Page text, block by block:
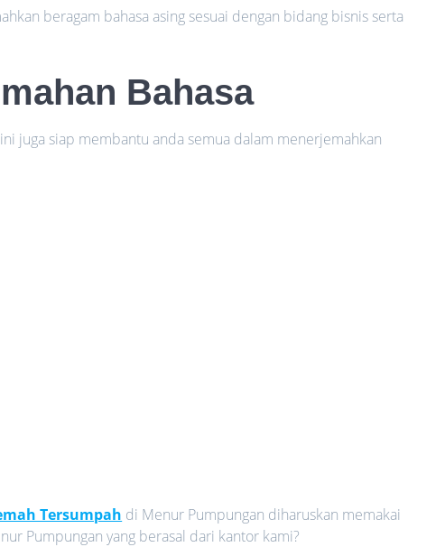
beragam bahasa asing sesuai dengan bidang bisnis serta
Bahasa
juga siap membantu anda semua dalam menerjemahkan
Tersumpah di Menur Pumpungan diharuskan memakai
Pumpungan yang berasal dari kantor kami?